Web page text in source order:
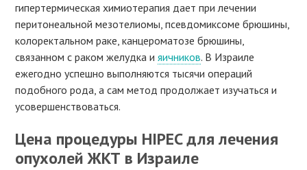
гипертермическая химиотерапия дает при лечении
перитонеальной мезотелиомы, псевдомиксоме брюшины,
колоректальном раке, канцероматозе брюшины,
связанном с раком желудка ияичников. В Израиле
ежегодно успешно выполняются тысячи операций
подобного рода, а сам метод продолжает изучаться и
усовершенствоваться.
Цена процедуры HIPEC для лечения
опухолей ЖКТ в Израиле